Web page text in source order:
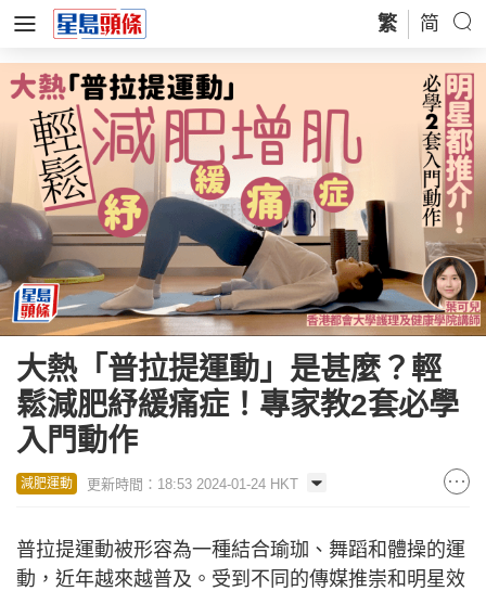
繁 简
大熱「普拉提運動」是甚麼？輕
鬆減肥紓緩痛症！專家教2套必學
入門動作
減肥運動 更新時間：18:53 2024-01-24 HKT
普拉提運動被形容為一種結合瑜珈、舞蹈和體操的運
動，近年越來越普及。受到不同的傳媒推崇和明星效